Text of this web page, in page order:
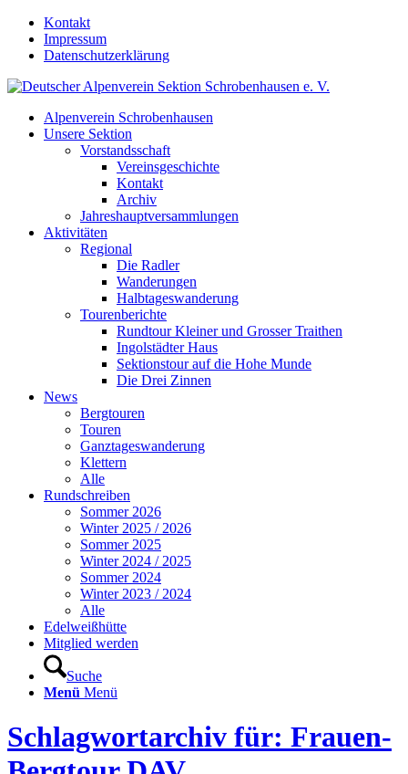
Kontakt
Impressum
Datenschutzerklärung
Alpenverein Schrobenhausen
Unsere Sektion
Vorstandsschaft
Vereinsgeschichte
Kontakt
Archiv
Jahreshauptversammlungen
Aktivitäten
Regional
Die Radler
Wanderungen
Halbtageswanderung
Tourenberichte
Rundtour Kleiner und Grosser Traithen
Ingolstädter Haus
Sektionstour auf die Hohe Munde
Die Drei Zinnen
News
Bergtouren
Touren
Ganztageswanderung
Klettern
Alle
Rundschreiben
Sommer 2026
Winter 2025 / 2026
Sommer 2025
Winter 2024 / 2025
Sommer 2024
Winter 2023 / 2024
Alle
Edelweißhütte
Mitglied werden
Suche
Menü Menü
Schlagwortarchiv für: Frauen-